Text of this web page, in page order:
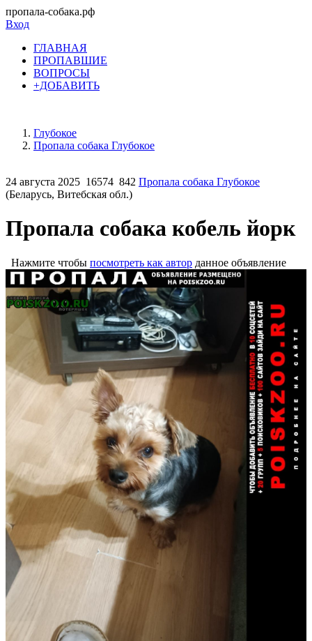
пропала-собака.рф
Вход
ГЛАВНАЯ
ПРОПАВШИЕ
ВОПРОСЫ
+ДОБАВИТЬ
Глубокое
Пропала собака Глубокое
24 августа 2025 16574 842 Пропала собака Глубокое
(Беларусь, Витебская обл.)
Пропала собака кобель йорк
Нажмите чтобы посмотреть как автор данное объявление